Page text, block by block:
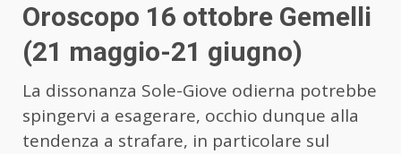
Oroscopo 16 ottobre Gemelli
(21 maggio-21 giugno)
La dissonanza Sole-Giove odierna potrebbe
spingervi a esagerare, occhio dunque alla
tendenza a strafare, in particolare sul